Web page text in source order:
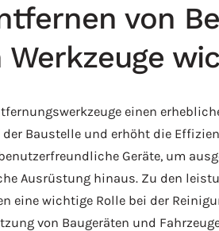
von
einen
Baustelle und erhöht die
Geräte, um
Ausrüstung hinaus. Zu den
wichtige Rolle bei der
von Baugeräten und